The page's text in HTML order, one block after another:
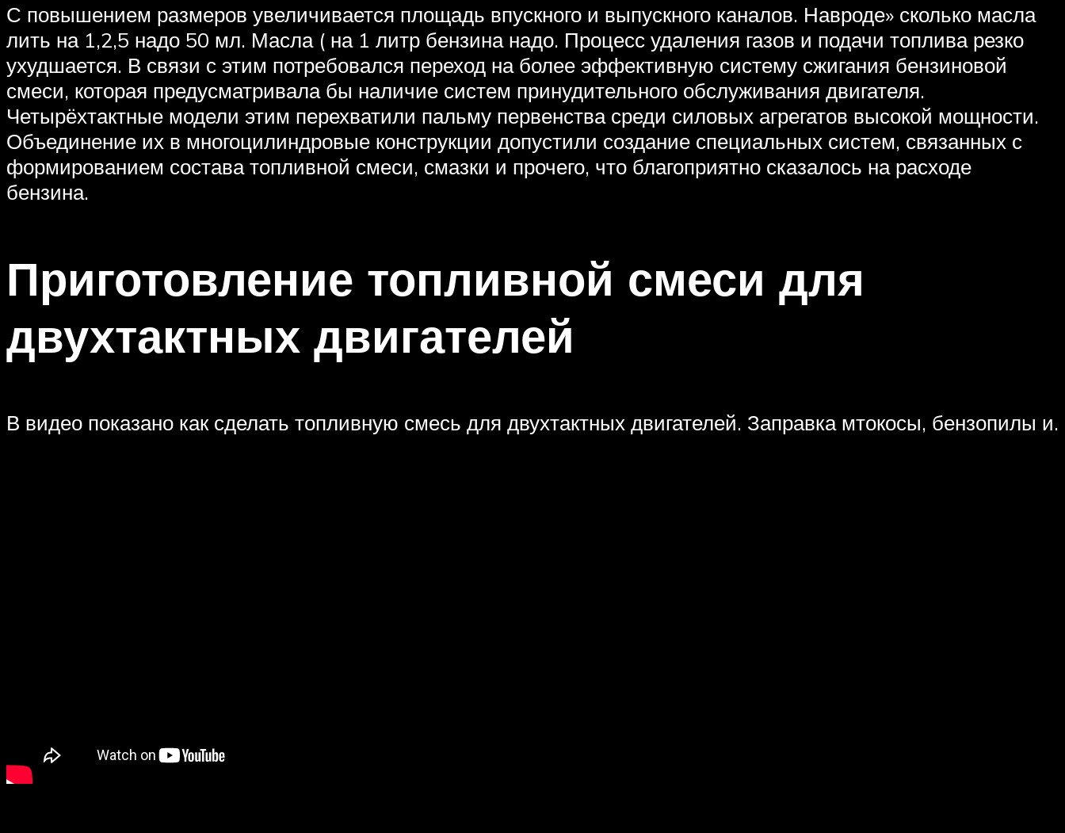
С повышением размеров увеличивается площадь впускного и выпускного каналов. Навроде» сколько масла
лить на 1,2,5 надо 50 мл. Масла ( на 1 литр бензина надо. Процесс удаления газов и подачи топлива резко
ухудшается. В связи с этим потребовался переход на более эффективную систему сжигания бензиновой
смеси, которая предусматривала бы наличие систем принудительного обслуживания двигателя.
Четырёхтактные модели этим перехватили пальму первенства среди силовых агрегатов высокой мощности.
Объединение их в многоцилиндровые конструкции допустили создание специальных систем, связанных с
формированием состава топливной смеси, смазки и прочего, что благоприятно сказалось на расходе
бензина.
Приготовление топливной смеси для
двухтактных двигателей
В видео показано как сделать топливную смесь для двухтактных двигателей. Заправка мтокосы, бензопилы и.